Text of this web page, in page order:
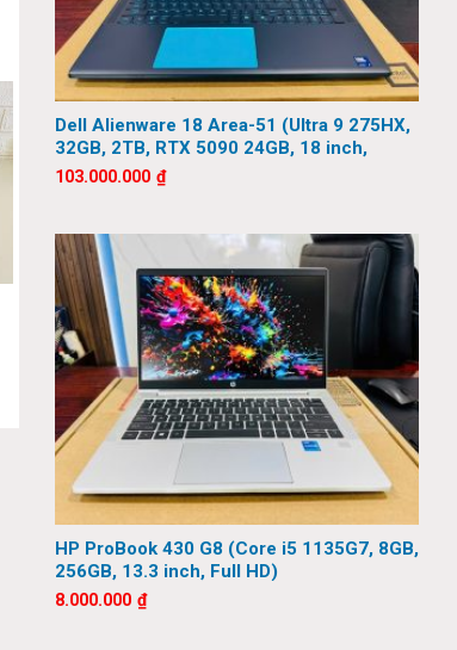
Dell Alienware 18 Area-51 (Ultra 9 275HX,
32GB, 2TB, RTX 5090 24GB, 18 inch,
QHD+, 300Hz)
103.000.000 ₫
HP ProBook 430 G8 (Core i5 1135G7, 8GB,
256GB, 13.3 inch, Full HD)
8.000.000 ₫